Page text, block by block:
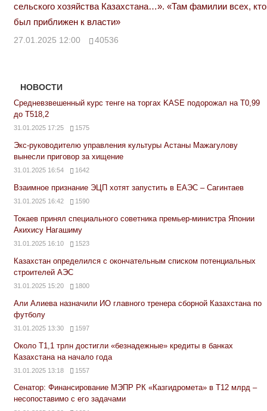
сельского хозяйства Казахстана…». «Там фамилии всех, кто
был приближен к власти»
27.01.2025 12:00 40536
НОВОСТИ
Средневзвешенный курс тенге на торгах KASE подорожал на Т0,99
до Т518,2
31.01.2025 17:25 1575
Экс-руководителю управления культуры Астаны Мажагулову
вынесли приговор за хищение
31.01.2025 16:54 1642
Взаимное признание ЭЦП хотят запустить в ЕАЭС – Сагинтаев
31.01.2025 16:42 1590
Токаев принял специального советника премьер-министра Японии
Акихису Нагашиму
31.01.2025 16:10 1523
Казахстан определился с окончательным списком потенциальных
строителей АЭС
31.01.2025 15:20 1800
Али Алиева назначили ИО главного тренера сборной Казахстана по
футболу
31.01.2025 13:30 1597
Около Т1,1 трлн достигли «безнадежные» кредиты в банках
Казахстана на начало года
31.01.2025 13:18 1557
Сенатор: Финансирование МЭПР РК «Казгидромета» в Т12 млрд –
несопоставимо с его задачами